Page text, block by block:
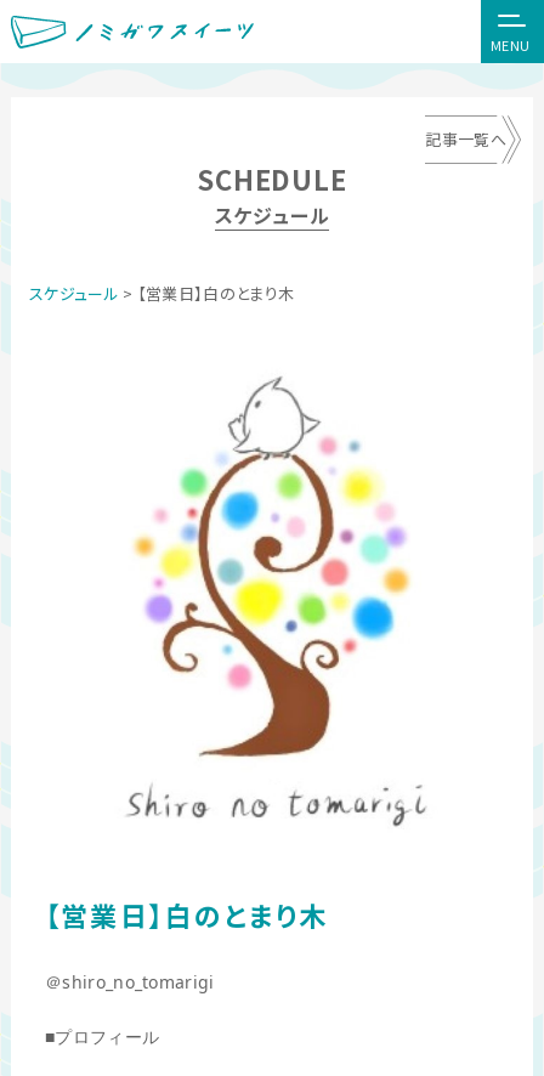
MENU
SCHEDULE
スケジュール
記事一覧へ
スケジュール > 【営業日】白のとまり木
【営業日】白のとまり木
＠shiro_no_tomarigi
■プロフィール